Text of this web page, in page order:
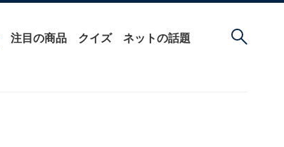
注目の商品 クイズ ネットの話題